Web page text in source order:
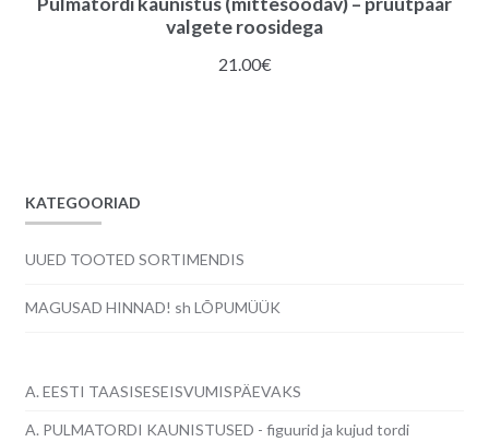
valgete roosidega
21.00€
KATEGOORIAD
UUED TOOTED SORTIMENDIS
MAGUSAD HINNAD! sh LÕPUMÜÜK
A. EESTI TAASISESEISVUMISPÄEVAKS
A. PULMATORDI KAUNISTUSED - figuurid ja kujud tordi